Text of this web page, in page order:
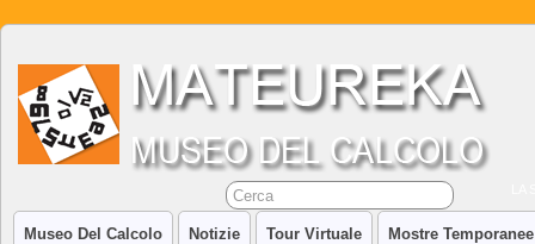
Museo Del Calcolo Notizie Tour Virtuale Mostre Temporanee